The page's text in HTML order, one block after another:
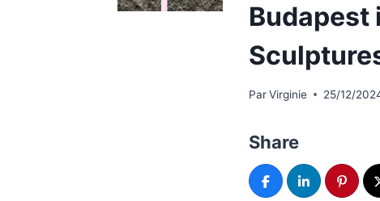
Budapest
ParVirginie 25/12/
Share